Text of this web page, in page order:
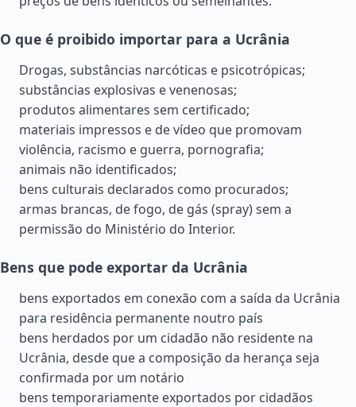
O que é proibido importar para a Ucrânia
Drogas, substâncias narcóticas e psicotrópicas;
substâncias explosivas e venenosas;
produtos alimentares sem certificado;
materiais impressos e de vídeo que promovam
violência, racismo e guerra, pornografia;
animais não identificados;
bens culturais declarados como procurados;
armas brancas, de fogo, de gás (spray) sem a
permissão do Ministério do Interior.
Bens que pode exportar da Ucrânia
bens exportados em conexão com a saída da Ucrânia
para residência permanente noutro país
bens herdados por um cidadão não residente na
Ucrânia, desde que a composição da herança seja
confirmada por um notário
bens temporariamente exportados por cidadãos